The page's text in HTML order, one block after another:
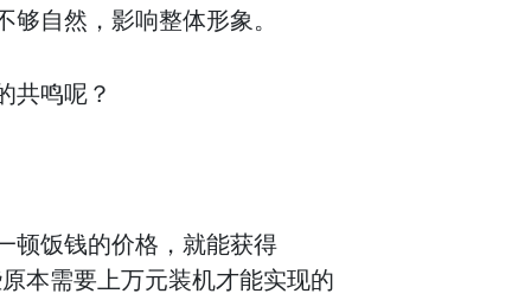
自然，影响整体形象。
共鸣呢？
顿饭钱的价格，就能获得
本需要上万元装机才能实现的